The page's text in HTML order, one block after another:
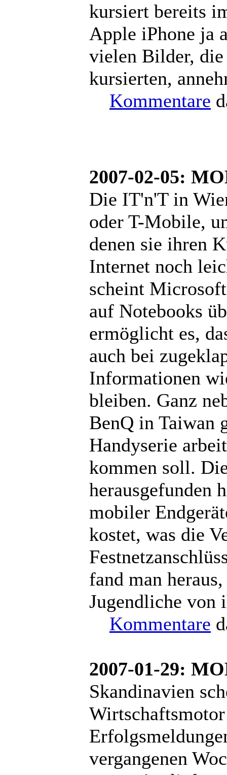
kursiert bereits
Apple iPhone ja
vielen Bilder,
kursierten,
Kommentare
2007-02-05:
Die IT'n'T in
oder T-Mobile,
denen sie ihren
Internet noch
scheint
auf Notebooks
ermöglicht es,
auch bei
Informationen
bleiben. Ganz
BenQ in Taiwan
Handyserie
kommen soll.
herausgefunden
mobiler
kostet, was die
fand man
Jugendliche von
Kommentare
2007-01-29:
Skandinavien
vergangenen